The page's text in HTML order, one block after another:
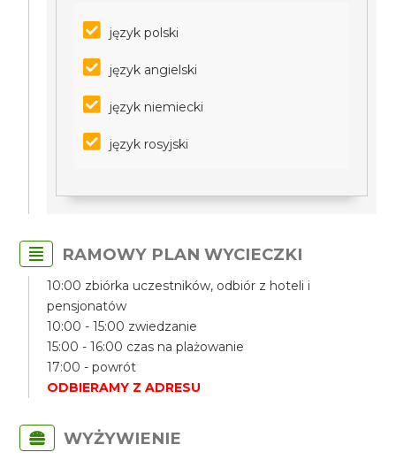
język polski
język angielski
język niemiecki
język rosyjski
RAMOWY PLAN WYCIECZKI
10:00 zbiórka uczestników, odbiór z hoteli i
pensjonatów
10:00 - 15:00 zwiedzanie
15:00 - 16:00 czas na plażowanie
17:00 - powrót
ODBIERAMY Z ADRESU
WYŻYWIENIE